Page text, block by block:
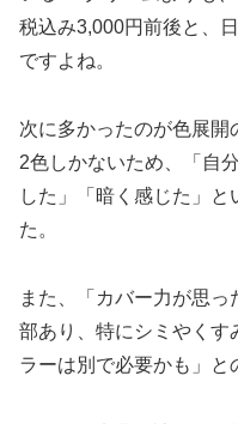
税込み3,000円前後と、
ですよね。
次に多かったのが色展
2色しかないため、「自
した」「暗く感じた」
た。
また、「カバー力が思
部あり、特にシミやくす
ラーは別で必要かも」と